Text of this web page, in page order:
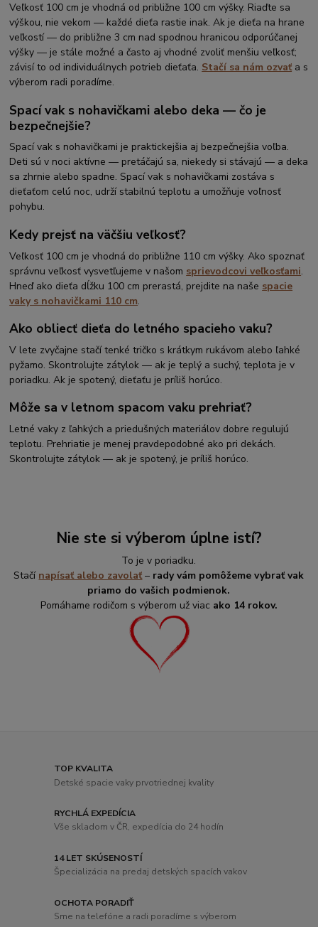
Veľkosť 100 cm je vhodná od približne 100 cm výšky. Riaďte sa
výškou, nie vekom — každé dieťa rastie inak. Ak je dieťa na hrane
veľkostí — do približne 3 cm nad spodnou hranicou odporúčanej
výšky — je stále možné a často aj vhodné zvoliť menšiu veľkosť;
závisí to od individuálnych potrieb dieťaťa. Stačí sa nám ozvaťa s
výberom radi poradíme.
Spací vak s nohavičkami alebo deka — čo je
bezpečnejšie?
Spací vak s nohavičkami je praktickejšia aj bezpečnejšia voľba.
Deti sú v noci aktívne — pretáčajú sa, niekedy si stávajú — a deka
sa zhrnie alebo spadne. Spací vak s nohavičkami zostáva s
dieťaťom celú noc, udrží stabilnú teplotu a umožňuje voľnosť
pohybu.
Kedy prejsť na väčšiu veľkosť?
Veľkosť 100 cm je vhodná do približne 110 cm výšky. Ako spoznať
správnu veľkosť vysvetľujeme v našom sprievodcovi veľkosťami.
Hneď ako dieťa dĺžku 100 cm prerastá, prejdite na naše spacie
vaky s nohavičkami 110 cm.
Ako obliecť dieťa do letného spacieho vaku?
V lete zvyčajne stačí tenké tričko s krátkym rukávom alebo ľahké
pyžamo. Skontrolujte zátylok — ak je teplý a suchý, teplota je v
poriadku. Ak je spotený, dieťaťu je príliš horúco.
Môže sa v letnom spacom vaku prehriať?
Letné vaky z ľahkých a priedušných materiálov dobre regulujú
teplotu. Prehriatie je menej pravdepodobné ako pri dekách.
Skontrolujte zátylok — ak je spotený, je príliš horúco.
Nie ste si výberom úplne istí?
To je v poriadku.
Stačí napísať alebo zavolať– rady vám pomôžeme vybrať vak
priamo do vašich podmienok.
Pomáhame rodičom s výberom už viac ako 14 rokov.
TOP KVALITA
Detské spacie vaky prvotriednej kvality
RYCHLÁ EXPEDÍCIA
Vše skladom v ČR, expedícia do 24 hodín
14 LET SKÚSENOSTÍ
Špecializácia na predaj detských spacích vakov
OCHOTA PORADIŤ
Sme na telefóne a radi poradíme s výberom